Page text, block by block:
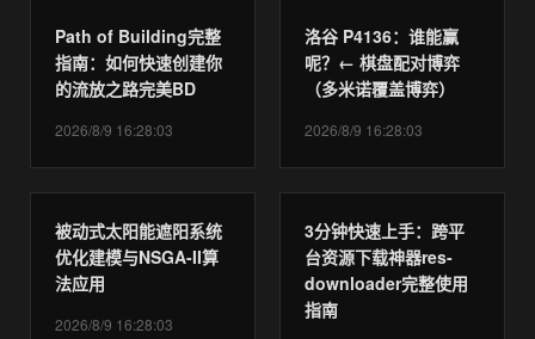
Path of Building完整
指南：如何快速创建你
的流放之路完美BD
2026/8/9 16:28:03
洛谷 P4136：谁能赢
呢？← 棋盘配对博弈
（多米诺覆盖博弈）
2026/8/9 16:28:03
被动式太阳能遮阳系统
优化建模与NSGA-II算
法应用
2026/8/9 16:28:03
3分钟快速上手：跨平
台资源下载神器res-
downloader完整使用
指南